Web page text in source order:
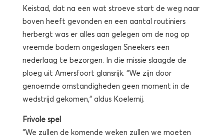
Keistad, dat na een wat stroeve start de weg naar
boven heeft gevonden en een aantal routiniers
herbergt was er alles aan gelegen om de nog op
vreemde bodem ongeslagen Sneekers een
nederlaag te bezorgen. In die missie slaagde de
ploeg uit Amersfoort glansrijk. “We zijn door
genoemde omstandigheden geen moment in de
wedstrijd gekomen,” aldus Koelemij.
Frivole spel
“We zullen de komende weken zullen we moeten